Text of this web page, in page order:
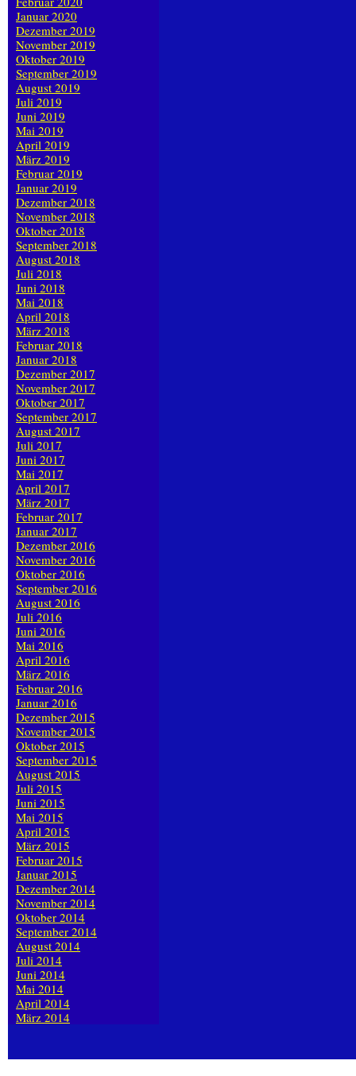
Januar 2020
Dezember 2019
November 2019
Oktober 2019
September 2019
August 2019
Juli 2019
Juni 2019
Mai 2019
April 2019
März 2019
Februar 2019
Januar 2019
Dezember 2018
November 2018
Oktober 2018
September 2018
August 2018
Juli 2018
Juni 2018
Mai 2018
April 2018
März 2018
Februar 2018
Januar 2018
Dezember 2017
November 2017
Oktober 2017
September 2017
August 2017
Juli 2017
Juni 2017
Mai 2017
April 2017
März 2017
Februar 2017
Januar 2017
Dezember 2016
November 2016
Oktober 2016
September 2016
August 2016
Juli 2016
Juni 2016
Mai 2016
April 2016
März 2016
Februar 2016
Januar 2016
Dezember 2015
November 2015
Oktober 2015
September 2015
August 2015
Juli 2015
Juni 2015
Mai 2015
April 2015
März 2015
Februar 2015
Januar 2015
Dezember 2014
November 2014
Oktober 2014
September 2014
August 2014
Juli 2014
Juni 2014
Mai 2014
April 2014
März 2014